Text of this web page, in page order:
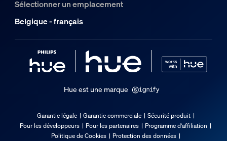
Sélectionner un emplacement
Belgique - français
Hue est une marque
Garantie légale Garantie commerciale
Sécurité produit
Pour les développeurs
Pour les partenaires
Programme d'affiliation
Politique de Cookies
Protection des données